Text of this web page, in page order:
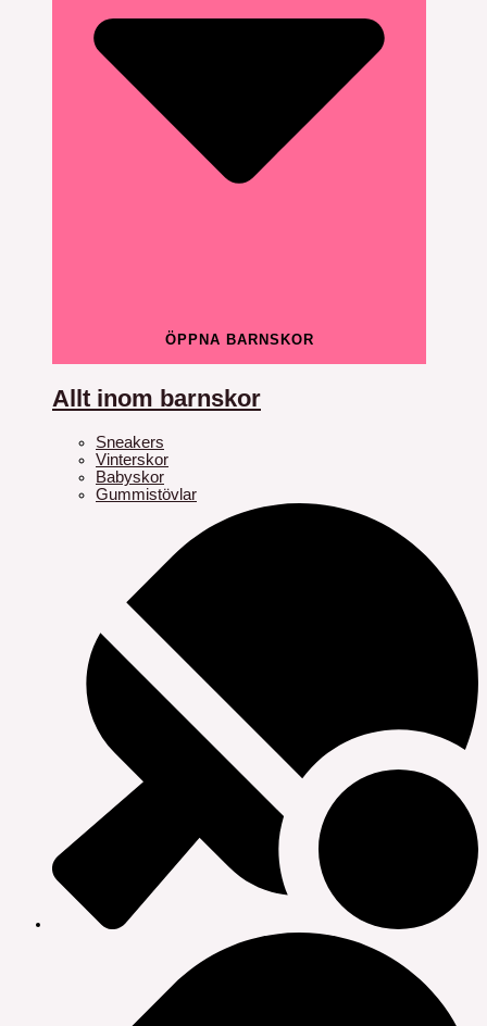
ÖPPNA BARNSKOR
Allt inom barnskor
Sneakers
Vinterskor
Babyskor
Gummistövlar